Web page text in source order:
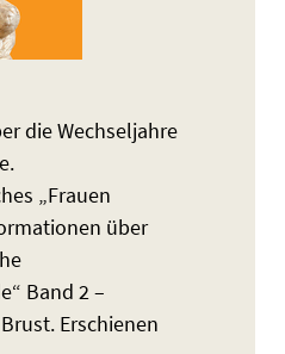
die Wechseljahre
„Frauen
über
Band 2 –
Erschienen